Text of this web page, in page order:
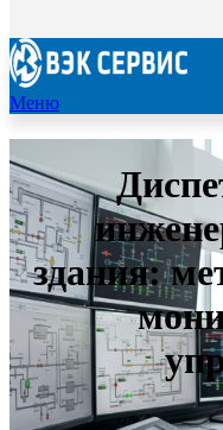
Меню
здания: